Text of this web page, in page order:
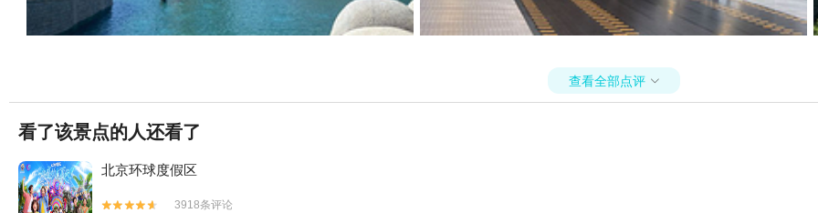
查看全部点评 
看了该景点的人还看了
北京环球度假区


3918条评论